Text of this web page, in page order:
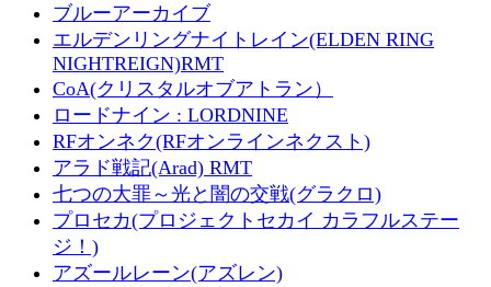
ブルーアーカイブ
エルデンリングナイトレイン(ELDEN RING
NIGHTREIGN)RMT
CoA(クリスタルオブアトラン）
ロードナイン : LORDNINE
RFオンネク(RFオンラインネクスト)
アラド戦記(Arad) RMT
七つの大罪～光と闇の交戦(グラクロ)
プロセカ(プロジェクトセカイ カラフルステー
ジ！)
アズールレーン(アズレン)